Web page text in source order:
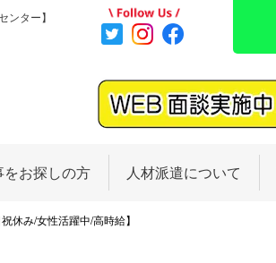
ンター】
をお探しの方 人材派遣について
休み/女性活躍中/高時給】